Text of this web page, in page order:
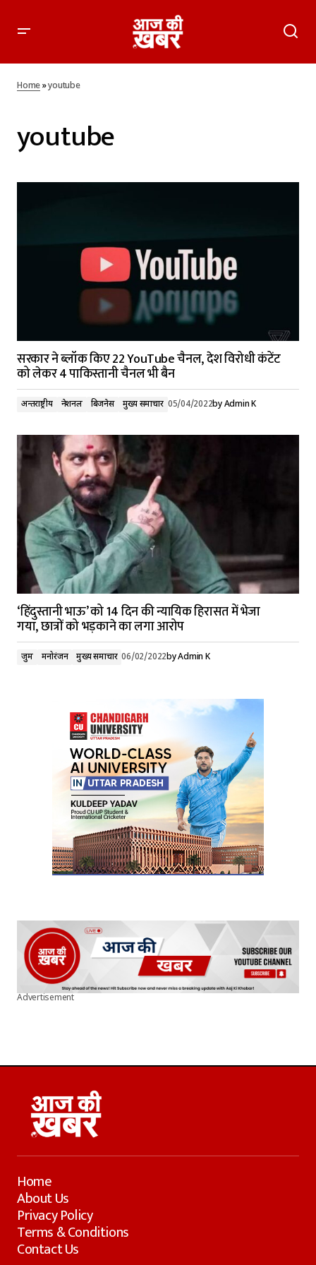
Home»youtube
youtube
सरकार ने ब्लॉक किए 22 YouTube चैनल, देश विरोधी कंटेंट
को लेकर 4 पाकिस्तानी चैनल भी बैन
अन्तर्राष्ट्रीय नेशनल बिजनेस मुख्य समाचार 05/04/2022byAdmin K
‘हिंदुस्तानी भाऊ’ को 14 दिन की न्यायिक हिरासत में भेजा
गया, छात्रों को भड़काने का लगा आरोप
जुर्म मनोरंजन मुख्य समाचार 06/02/2022byAdmin K
Advertisement
Home
About Us
Privacy Policy
Terms & Conditions
Contact Us